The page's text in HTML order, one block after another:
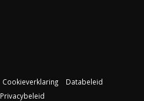
Cookieverklaring
Databeleid
Privacybeleid